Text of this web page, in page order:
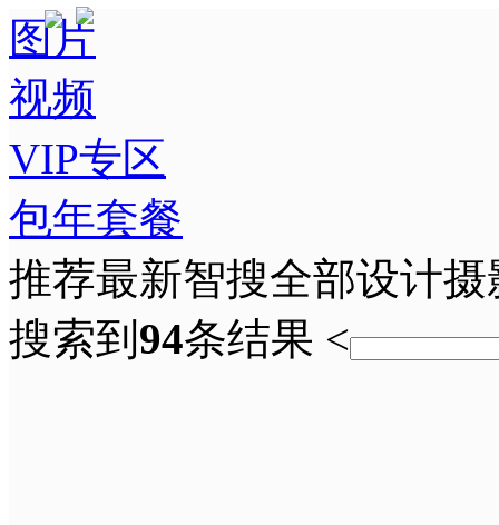
图片
视频
VIP专区
包年套餐
推荐最新智搜全部设计摄
搜索到 94条结果 <